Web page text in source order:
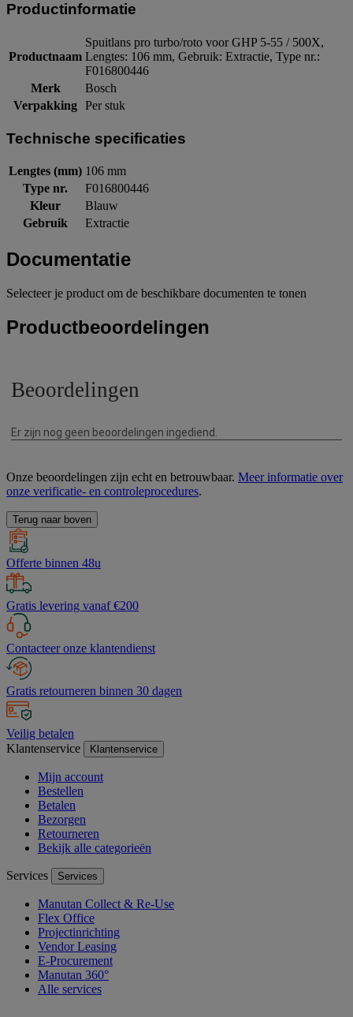
Productinformatie
Productnaam
Spuitlans pro turbo/roto voor GHP 5-55 / 500X,
Lengtes: 106 mm, Gebruik: Extractie, Type nr.:
F016800446
Merk
Bosch
Verpakking Per stuk
Technische specificaties
Lengtes (mm) 106 mm
Type nr.
F016800446
Kleur
Blauw
Gebruik
Extractie
Documentatie
Selecteer je product om de beschikbare documenten te tonen
Productbeoordelingen
Onze beoordelingen zijn echt en betrouwbaar. Meer informatie over
onze verificatie- en controleprocedures.
Terug naar boven
Offerte binnen 48u
Gratis levering vanaf €200
Contacteer onze klantendienst
Gratis retourneren binnen 30 dagen
Veilig betalen
Klantenservice
Klantenservice
Mijn account
Bestellen
Betalen
Bezorgen
Retourneren
Bekijk alle categorieën
Services Services
Manutan Collect & Re-Use
Flex Office
Projectinrichting
Vendor Leasing
E-Procurement
Manutan 360°
Alle services